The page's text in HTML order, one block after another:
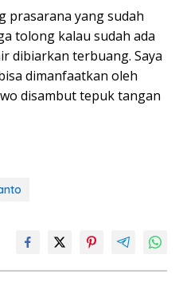
prasarana yang sudah
tolong kalau sudah ada
dibiarkan terbuang. Saya
dimanfaatkan oleh
disambut tepuk tangan